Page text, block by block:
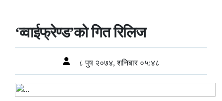
‘व्वाईफ्रेण्ड’को गित रिलिज
८ पुष २०७४, शनिबार ०५:४८